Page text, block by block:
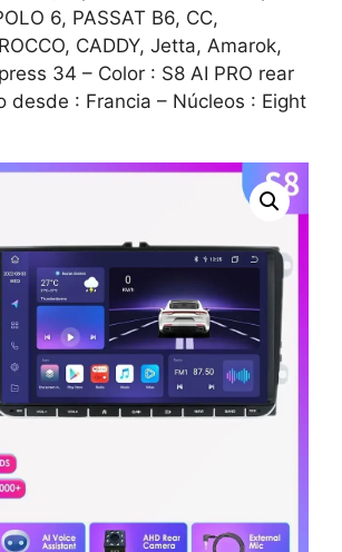
6, PASSAT B6, CC,
CADDY, Jetta, Amarok,
34 – Color : S8 AI PRO rear
desde : Francia – Núcleos : Eight